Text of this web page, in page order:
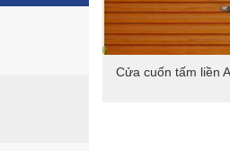
Cửa cuốn tấm liền